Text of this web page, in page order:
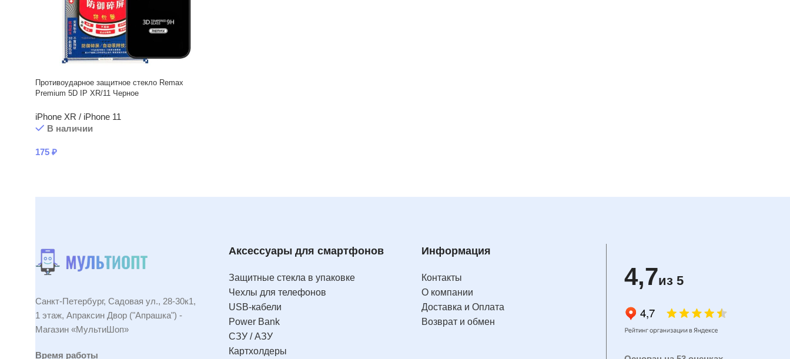
Противоударное защитное стекло Remax
Premium 5D IP XR/11 Черное
iPhone XR / iPhone 11
В наличии
175 ₽
Санкт-Петербург, Садовая ул., 28-30к1,
1 этаж, Апраксин Двор ("Апрашка") -
Магазин «МультиШоп»
Время работы
Аксессуары для смартфонов
Защитные стекла в упаковке
Чехлы для телефонов
USB-кабели
Power Bank
СЗУ / АЗУ
Картхолдеры
Информация
Контакты
О компании
Доставка и Оплата
Возврат и обмен
4,7из 5